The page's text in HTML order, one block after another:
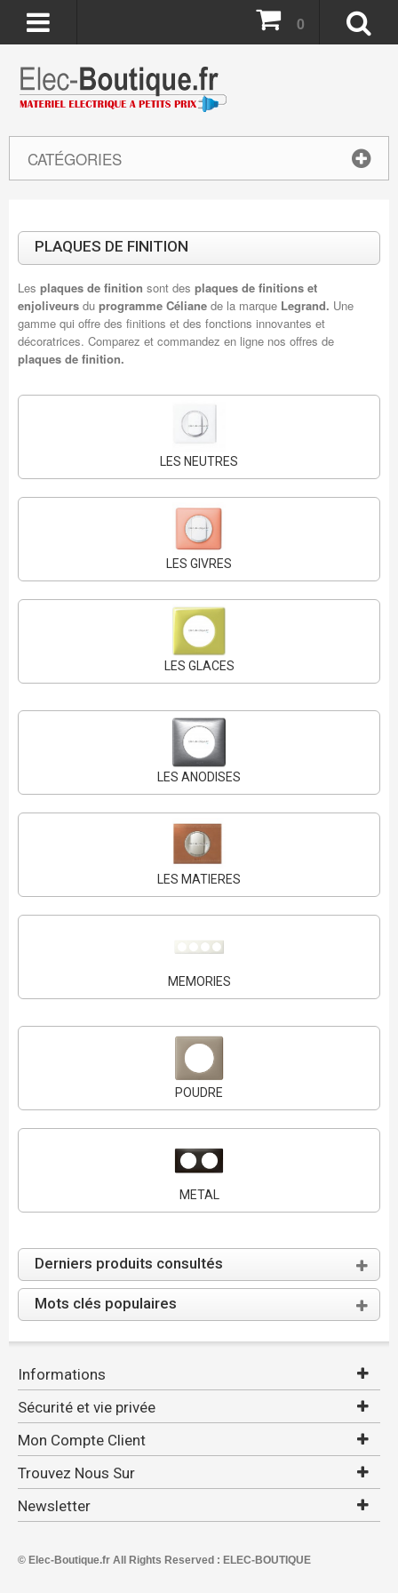
CATÉGORIES
0
PLAQUES DE FINITION
Les plaques de finition sont des plaques de finitions et
enjoliveurs duprogramme Céliane de la marque Legrand. Une
gamme qui offre des finitions et des fonctions innovantes et
décoratrices. Comparez et commandez en ligne nos offres de
plaques de finition.
LES NEUTRES
LES GIVRES
LES GLACES
LES ANODISES
LES MATIERES
MEMORIES
POUDRE
METAL
Derniers produits consultés
Mots clés populaires
Informations
Sécurité et vie privée
Mon Compte Client
Trouvez Nous Sur
Newsletter
© Elec-Boutique.fr All Rights Reserved : ELEC-BOUTIQUE